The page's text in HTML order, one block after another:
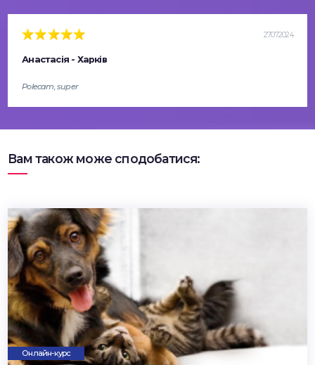
27.07.2024
Анастасія - Харків
Polecam, super
Вам також може сподобатися:
Онлайн-курс